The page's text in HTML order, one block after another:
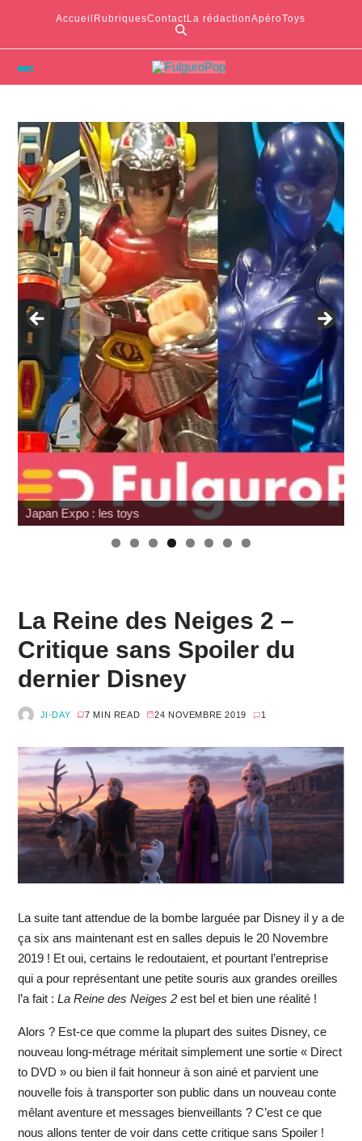
Accueil RubriquesContactLa rédactionApéroToys
Japan Expo : les toys
La Reine des Neiges 2 –
Critique sans Spoiler du
dernier Disney
JI-DAY 7 MIN READ 24 NOVEMBRE 2019 1
La suite tant attendue de la bombe larguée par Disney il y a de
ça six ans maintenant est en salles depuis le 20 Novembre
2019 ! Et oui, certains le redoutaient, et pourtant l’entreprise
qui a pour représentant une petite souris aux grandes oreilles
l’a fait : La Reine des Neiges 2est bel et bien une réalité !
Alors ? Est-ce que comme la plupart des suites Disney, ce
nouveau long-métrage méritait simplement une sortie « Direct
to DVD » ou bien il fait honneur à son ainé et parvient une
nouvelle fois à transporter son public dans un nouveau conte
mêlant aventure et messages bienveillants ? C’est ce que
nous allons tenter de voir dans cette critique sans Spoiler !